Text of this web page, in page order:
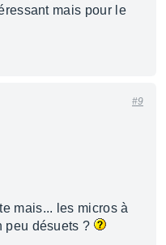
mais pour le
#9
mais... les micros à
peu désuets ?